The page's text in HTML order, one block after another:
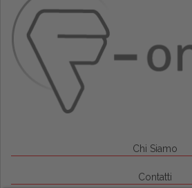
Chi Siamo
Contatti